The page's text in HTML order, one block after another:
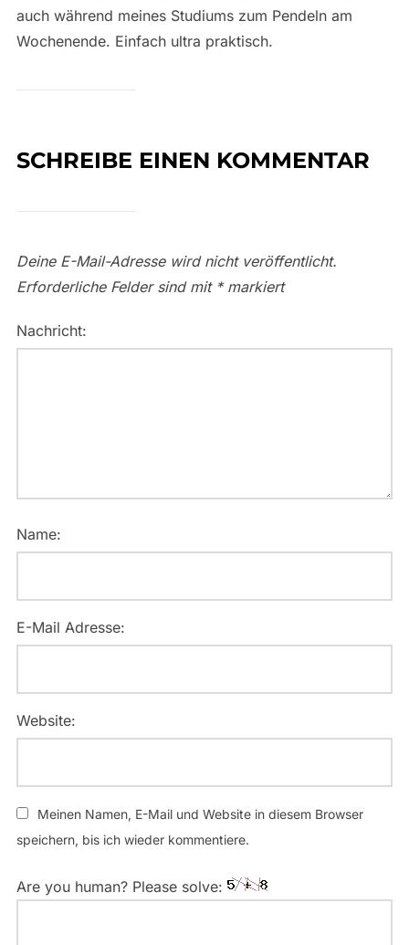
auch während meines Studiums zum Pendeln am
Wochenende. Einfach ultra praktisch.
SCHREIBE EINEN KOMMENTAR
Deine E-Mail-Adresse wird nicht veröffentlicht.
Erforderliche Felder sind mit *markiert
Nachricht:
Name:
E-Mail Adresse:
Website:
Meinen Namen, E-Mail und Website in diesem Browser
speichern, bis ich wieder kommentiere.
Are you human? Please solve: